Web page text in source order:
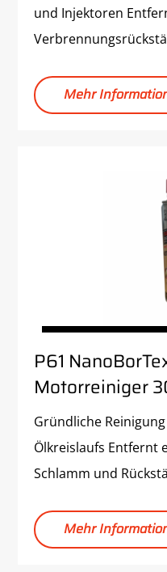
und Injektoren
Mehr
P61
Motorreiniger
Gründliche
Ölkreislaufs Entfernt
Schlamm und
Mehr